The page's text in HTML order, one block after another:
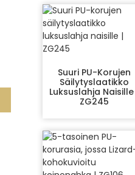
Suuri PU-Korujen
Säilytyslaatikko
Luksuslahja Naisille
ZG245